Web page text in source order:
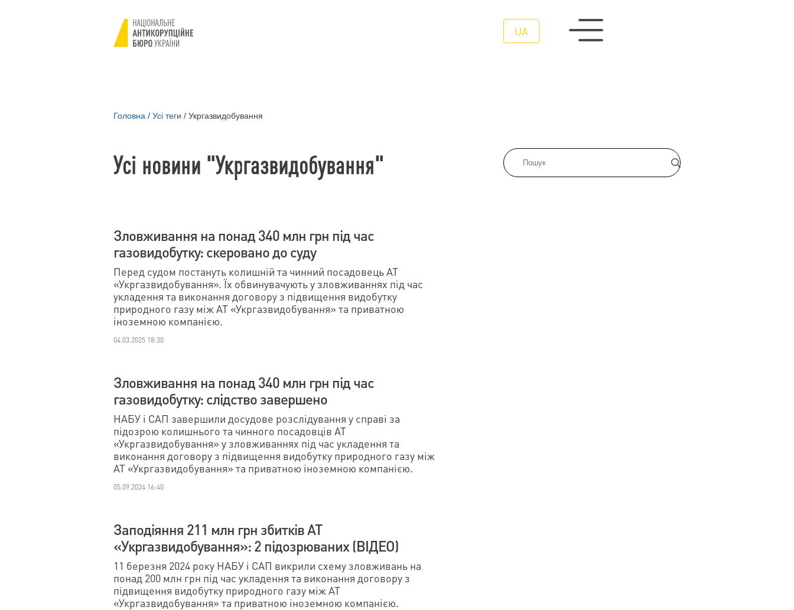
UA
Головна / Усі теги / Укргазвидобування
Усі новини "Укргазвидобування"
Зловживання на понад 340 млн грн під час
газовидобутку: скеровано до суду
Перед судом постануть колишній та чинний посадовець АТ
«Укргазвидобування». Їх обвинувачують у зловживаннях під час
укладення та виконання договору з підвищення видобутку
природного газу між АТ «Укргазвидобування» та приватною
іноземною компанією.
04.03.2025 18:30
Зловживання на понад 340 млн грн під час
газовидобутку: слідство завершено
НАБУ і САП завершили досудове розслідування у справі за
підозрою колишнього та чинного посадовців АТ
«Укргазвидобування» у зловживаннях під час укладення та
виконання договору з підвищення видобутку природного газу між
АТ «Укргазвидобування» та приватною іноземною компанією.
05.09.2024 16:40
Заподіяння 211 млн грн збитків АТ
«Укргазвидобування»: 2 підозрюваних (ВІДЕО)
11 березня 2024 року НАБУ і САП викрили схему зловживань на
понад 200 млн грн під час укладення та виконання договору з
підвищення видобутку природного газу між АТ
«Укргазвидобування» та приватною іноземною компанією.